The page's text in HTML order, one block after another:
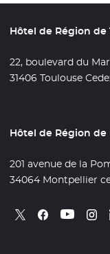
Hôtel de Région de
22, boulevard du
31406 Toulouse
Hôtel de Région
201 avenue de la
34064 Montpellier
Retrouvez nous sur
- Nouvelle fenêtre
Retrouvez
- Nouvelle
- -